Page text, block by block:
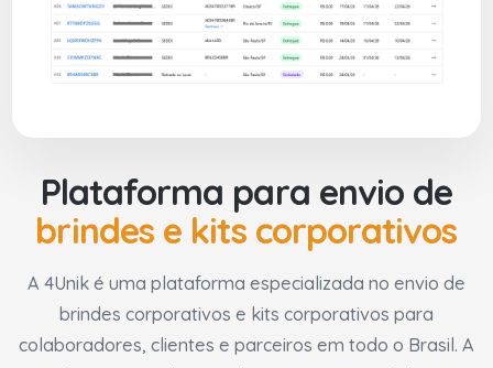
Plataforma para envio de
brindes e kits corporativos
A 4Unik é uma plataforma especializada no envio de
brindes corporativos e kits corporativos para
colaboradores, clientes e parceiros em todo o Brasil. A